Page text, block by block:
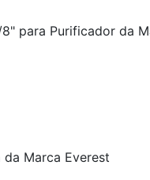
para Purificador da
Marca Everest